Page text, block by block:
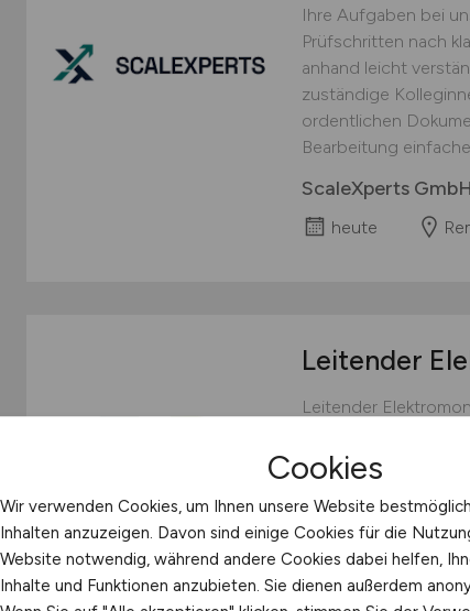
Ihre Aufgaben bei
Prüfschritten nach
anhand leicht
zuständige
ordentlichen
Bearbeitung
ScaleXperts GmbH
heute
Leitender
Leitender
ein dynamisches
Elektroinstallationen
deutschlandweit
Kunden zählen
bekannte...
EVR Elektro
Cookies
Wir verwenden Cookies, um Ihnen unsere Website
Inhalten anzuzeigen. Davon sind einige Cookies für die
Website notwendig, während andere Cookies dabei helfen,
Inhalte und Funktionen anzubieten. Sie dienen außerdem